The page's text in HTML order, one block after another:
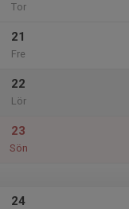
Tor
21
Fre
22
Lör
23
Sön
24